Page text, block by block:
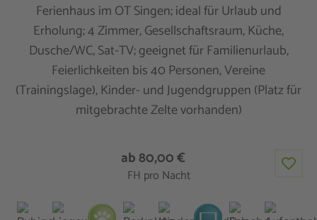
Ferienhaus im OT Singen; ideal für Urlaub und
Erholung; 4 Zimmer, Gesellschaftsraum, Küche,
Dusche/WC, Sat-TV; geeignet für Familienurlaub,
Feierlichkeiten bis 40 Personen, Vereine
(Trainingslage), Kinder- und Jugendgruppen (Platz für
mitgebrachte Zelte vorhanden)
ab 80,00 €
FH pro Nacht